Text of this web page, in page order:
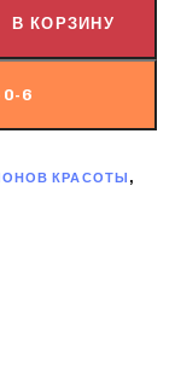
В КОРЗИНУ
6
КРАСОТЫ ,